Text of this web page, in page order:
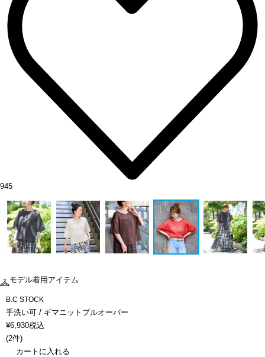
945
モデル着用アイテム
B.C STOCK
手洗い可 / ギマニットプルオーバー
¥6,930税込
(2件)
カートに入れる